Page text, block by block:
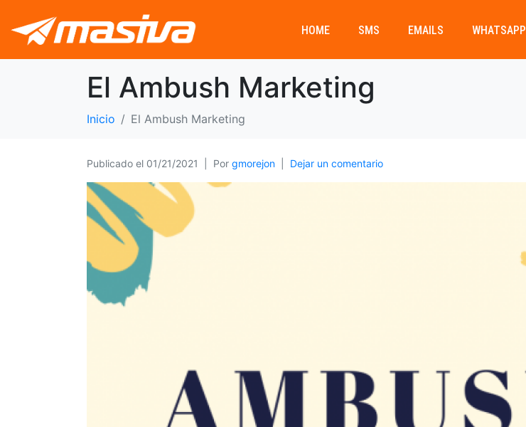
HOME SMS EMAILS WHATSAPP
El Ambush Marketing
Inicio El Ambush Marketing
Publicado el 01/21/2021 Por gmorejon Dejar un comentario